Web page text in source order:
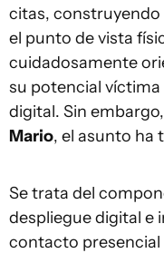
citas,
el punto de vista
cuidadosamente
su potencial
digital. Sin
Mario, el asunto ha
Se trata del
despliegue digital e
contacto presencial